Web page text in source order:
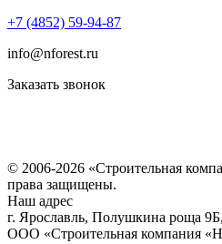
+7 (4852) 59-94-87
info@nforest.ru
Заказать звонок
© 2006-2026 «Строительная
права защищены.
Наш адрес
г. Ярославль, Полушкина роща 9Б
ООО «Строительная компания